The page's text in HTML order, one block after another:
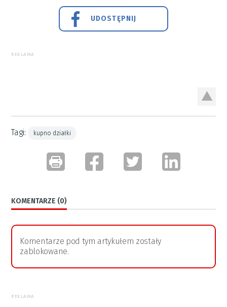
UDOSTĘPNIJ
REKLAMA
Tagi: kupno działki
KOMENTARZE (0)
Komentarze pod tym artykułem zostały
zablokowane.
REKLAMA